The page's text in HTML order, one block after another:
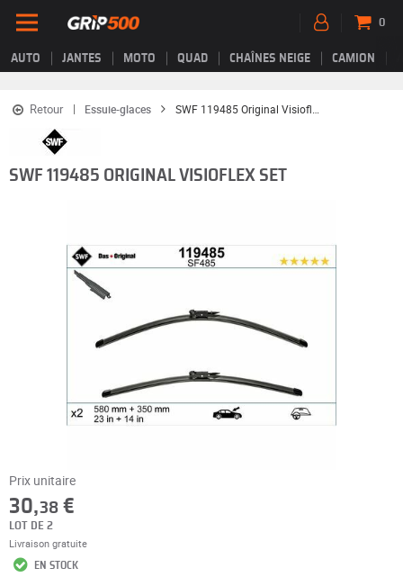
AUTO JANTES MOTO QUAD CHAÎNES NEIGE CAMION
0
Retour Essuie-glaces
SWF 119485 ORIGINAL VISIOFLEX SET
Prix unitaire
30,38 €
LOT DE 2
Livraison gratuite
EN STOCK